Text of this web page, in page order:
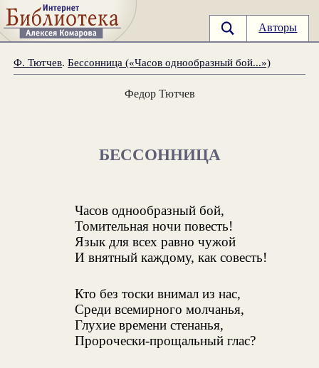
Авторы
Ф. Тютчев.Бессонница («Часов однообразный бой...»)
Федор Тютчев
БЕССОННИЦА
Часов однообразный бой,
Томительная ночи повесть!
Язык для всех равно чужой
И внятный каждому, как совесть!
Кто без тоски внимал из нас,
Среди всемирного молчанья,
Глухие времени стенанья,
Пророчески-прощальный глас?